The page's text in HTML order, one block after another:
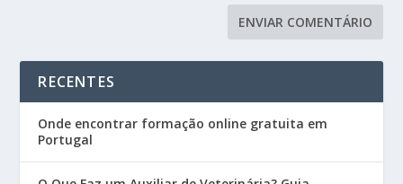
RECENTES
Onde encontrar formação online gratuita em
Portugal